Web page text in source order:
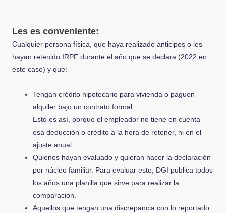
Les es conveniente:
Cualquier persona física, que haya realizado anticipos o les
hayan retenido IRPF durante el año que se declara (2022 en
este caso) y que:
Tengan crédito hipotecario para vivienda o paguen
alquiler bajo un contrato formal.
Esto es así, porque el empleador no tiene en cuenta
esa deducción o crédito a la hora de retener, ni en el
ajuste anual.
Quienes hayan evaluado y quieran hacer la declaración
por núcleo familiar. Para evaluar esto, DGI publica todos
los años una planilla que sirve para realizar la
comparación.
Aquellos que tengan una discrepancia con lo reportado